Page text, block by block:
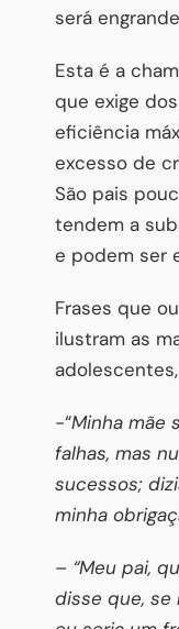
será
Esta é a
que exige
eficiência
excesso de
São pais
tendem a
e podem ser
Frases que
ilustram as
-“Minha mãe
falhas, mas
sucessos;
minha
– “Meu pai,
disse que, se